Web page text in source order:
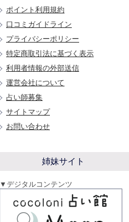
ポイント利用規約
口コミガイドライン
プライバシーポリシー
特定商取引法に基づく表示
利用者情報の外部送信
運営会社について
占い師募集
サイトマップ
お問い合わせ
姉妹サイト
▼デジタルコンテンツ